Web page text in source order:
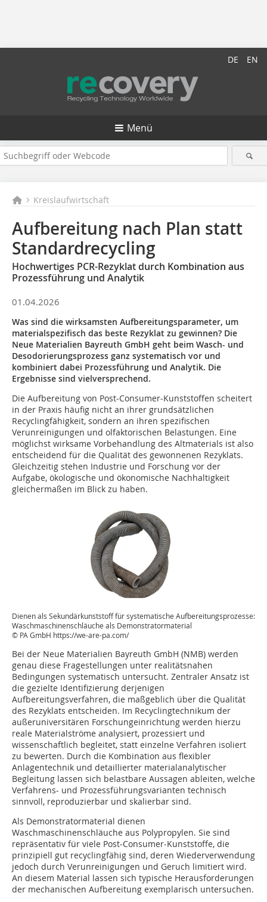
DE EN
Menü
Kreislaufwirtschaft
Aufbereitung nach Plan statt
Standardrecycling
Hochwertiges PCR-Rezyklat durch Kombination aus
Prozessführung und Analytik
01.04.2026
Was sind die wirksamsten Aufbereitungsparameter, um
materialspezifisch das beste Rezyklat zu gewinnen? Die
Neue Materialien Bayreuth GmbH geht beim Wasch- und
Desodorierungsprozess ganz systematisch vor und
kombiniert dabei Prozessführung und Analytik. Die
Ergebnisse sind vielversprechend.
Die Aufbereitung von Post‑Consumer‑Kunststoffen scheitert
in der Praxis häufig nicht an ihrer grundsätzlichen
Recyclingfähigkeit, sondern an ihren spezifischen
Verunreinigungen und olfaktorischen Belastungen. Eine
möglichst wirksame Vorbehandlung des Altmaterials ist also
entscheidend für die Qualität des gewonnenen Rezyklats.
Gleichzeitig stehen Industrie und Forschung vor der
Aufgabe, ökologische und ökonomische Nachhaltigkeit
gleichermaßen im Blick zu haben.
Dienen als Sekundärkunststoff für systematische Aufbereitungsprozesse:
Waschmaschinenschläuche als Demonstratormaterial
© PA GmbH https://we-are-pa.com/
Bei der Neue Materialien Bayreuth GmbH (NMB) werden
genau diese Fragestellungen unter realitätsnahen
Bedingungen systematisch untersucht. Zentraler Ansatz ist
die gezielte Identifizierung derjenigen
Aufbereitungsverfahren, die maßgeblich über die Qualität
des Rezyklats entscheiden. Im Recyclingtechnikum der
außeruniversitären Forschungeinrichtung werden hierzu
reale Materialströme analysiert, prozessiert und
wissenschaftlich begleitet, statt einzelne Verfahren isoliert
zu bewerten. Durch die Kombination aus flexibler
Anlagentechnik und detaillierter materialanalytischer
Begleitung lassen sich belastbare Aussagen ableiten, welche
Verfahrens- und Prozessführungsvarianten technisch
sinnvoll, reproduzierbar und skalierbar sind.
Als Demonstratormaterial dienen
Waschmaschinenschläuche aus Polypropylen. Sie sind
repräsentativ für viele Post‑Consumer‑Kunststoffe, die
prinzipiell gut recyclingfähig sind, deren Wiederverwendung
jedoch durch Verunreinigungen und Geruch limitiert wird.
An diesem Material lassen sich typische Herausforderungen
der mechanischen Aufbereitung exemplarisch untersuchen.